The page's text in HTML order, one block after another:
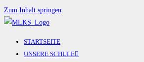
Zum Inhalt springen
STARTSEITE
UNSERE SCHULE